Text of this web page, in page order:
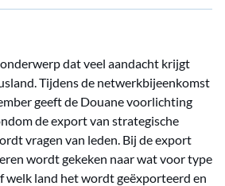
dat veel aandacht krijgt
Tijdens de netwerkbijeenkomst
geeft de Douane voorlichting
de export van strategische
vragen van leden. Bij de export
wordt gekeken naar wat voor type
welk land het wordt geëxporteerd en